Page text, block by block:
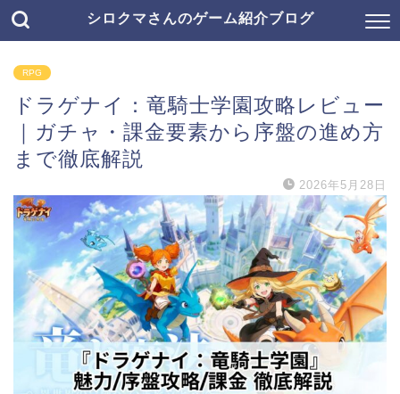
シロクマさんのゲーム紹介ブログ
RPG
ドラゲナイ：竜騎士学園攻略レビュー
｜ガチャ・課金要素から序盤の進め方
まで徹底解説
2026年5月28日